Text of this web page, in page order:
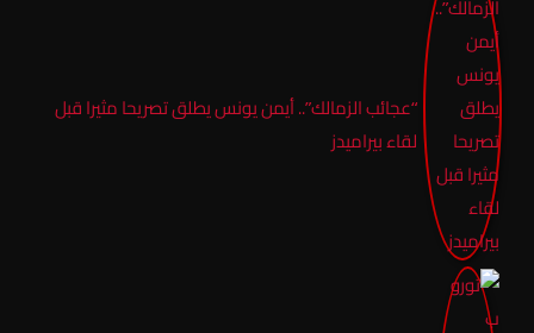
“عجائب الزمالك”.. أيمن يونس يطلق تصريحا مثيرا قبل
لقاء بيراميدز